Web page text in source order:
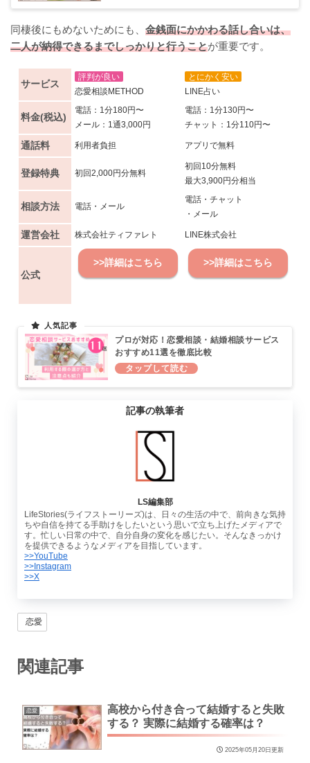
同棲後にもめないためにも、 金銭面にかかわる話し合いは、
二人が納得できるまでしっかりと行うことが重要です。
サービス
評判が良い
恋愛相談METHOD
とにかく安い
LINE占い
料金(税込)
電話：1分180円〜
メール：1通3,000円
電話：1分130円〜
チャット：1分110円〜
通話料 利用者負担 アプリで無料
登録特典 初回2,000円分無料
初回10分無料
最大3,900円分相当
相談方法 電話・メール
電話・チャット
・メール
運営会社 株式会社ティファレト LINE株式会社
公式
>>詳細はこちら >>詳細はこちら
プロが対応！恋愛相談・結婚相談サービス
おすすめ11選を徹底比較
記事の執筆者
LS編集部
LifeStories(ライフストーリーズ)は、日々の生活の中で、前向きな気持
ちや自信を持てる手助けをしたいという思いで立ち上げたメディアで
す。忙しい日常の中で、自分自身の変化を感じたい。そんなきっかけ
を提供できるようなメディアを目指しています。
>>YouTube
>>Instagram
>>X
恋愛
関連記事
恋愛
高校から付き合って結婚すると失敗
する？ 実際に結婚する確率は？
2025年05月20日更新